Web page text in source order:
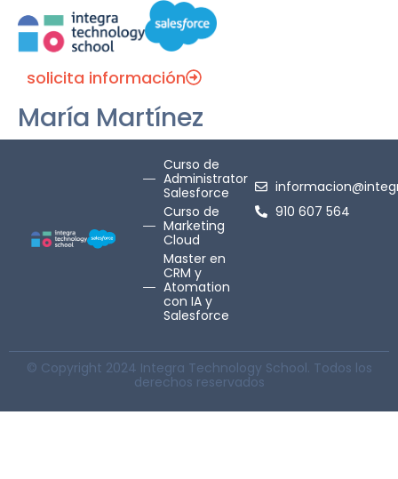
solicita información
María Martínez
Curso de
Administrator
Salesforce
Curso de
Marketing
Cloud
Master en
CRM y
Atomation
con IA y
Salesforce
910 607 564
© Copyright 2024 Integra Technology School. Todos los
derechos reservados